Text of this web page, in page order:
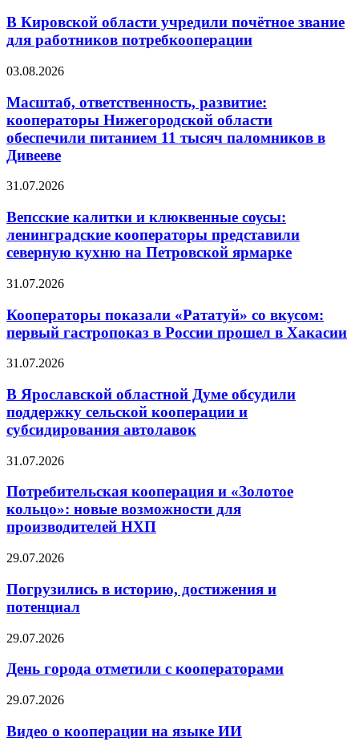
В Кировской области учредили почётное звание
для работников потребкооперации
03.08.2026
Масштаб, ответственность, развитие:
кооператоры Нижегородской области
обеспечили питанием 11 тысяч паломников в
Дивееве
31.07.2026
Вепсские калитки и клюквенные соусы:
ленинградские кооператоры представили
северную кухню на Петровской ярмарке
31.07.2026
Кооператоры показали «Рататуй» со вкусом:
первый гастропоказ в России прошел в Хакасии
31.07.2026
В Ярославской областной Думе обсудили
поддержку сельской кооперации и
субсидирования автолавок
31.07.2026
Потребительская кооперация и «Золотое
кольцо»: новые возможности для
производителей НХП
29.07.2026
Погрузились в историю, достижения и
потенциал
29.07.2026
День города отметили с кооператорами
29.07.2026
Видео о кооперации на языке ИИ